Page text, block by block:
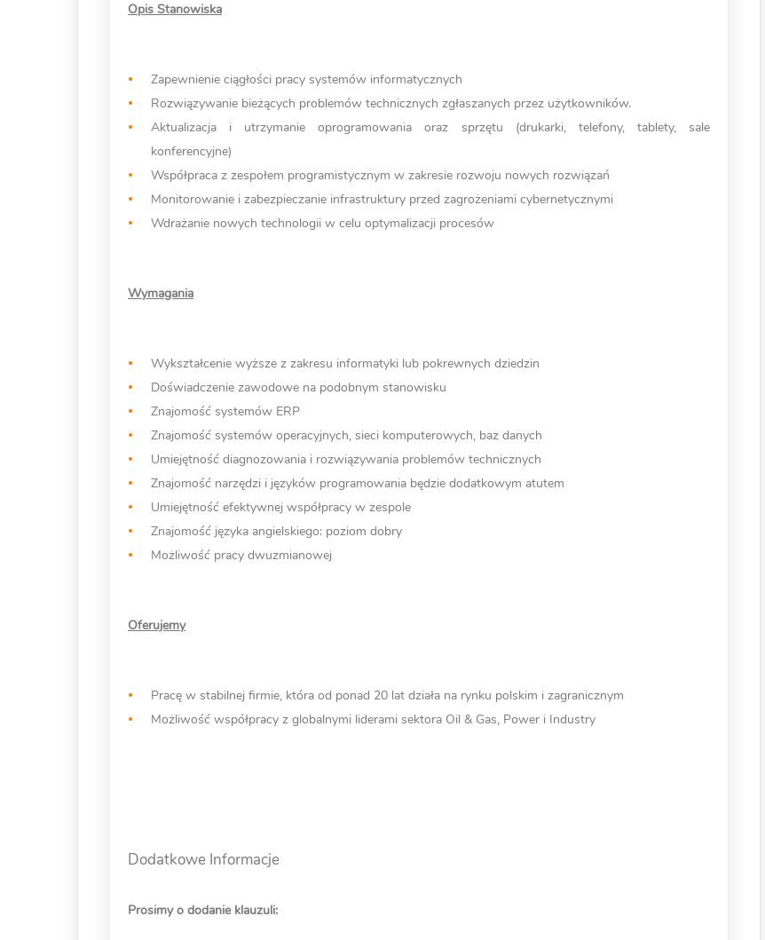
Opis Stanowiska
Zapewnienie ciągłości pracy systemów informatycznych
Rozwiązywanie bieżących problemów technicznych zgłaszanych przez użytkowników.
Aktualizacja i utrzymanie oprogramowania oraz sprzętu (drukarki, telefony, tablety, sale
konferencyjne)
Współpraca z zespołem programistycznym w zakresie rozwoju nowych rozwiązań
Monitorowanie i zabezpieczanie infrastruktury przed zagrożeniami cybernetycznymi
Wdrażanie nowych technologii w celu optymalizacji procesów
Wymagania
Wykształcenie wyższe z zakresu informatyki lub pokrewnych dziedzin
Doświadczenie zawodowe na podobnym stanowisku
Znajomość systemów ERP
Znajomość systemów operacyjnych, sieci komputerowych, baz danych
Umiejętność diagnozowania i rozwiązywania problemów technicznych
Znajomość narzędzi i języków programowania będzie dodatkowym atutem
Umiejętność efektywnej współpracy w zespole
Znajomość języka angielskiego: poziom dobry
Możliwość pracy dwuzmianowej
Oferujemy
Pracę w stabilnej firmie, która od ponad 20 lat działa na rynku polskim i zagranicznym
Możliwość współpracy z globalnymi liderami sektora Oil & Gas, Power i Industry
Dodatkowe Informacje
Prosimy o dodanie klauzuli: